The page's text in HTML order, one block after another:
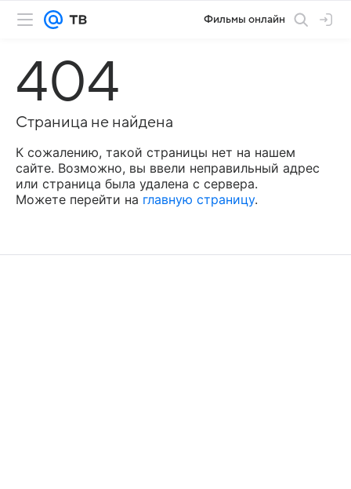
Фильмы онлайн
404
Страница не найдена
К сожалению, такой страницы нет на нашем
сайте. Возможно, вы ввели неправильный адрес
или страница была удалена с сервера.
Можете перейти на главную страницу.